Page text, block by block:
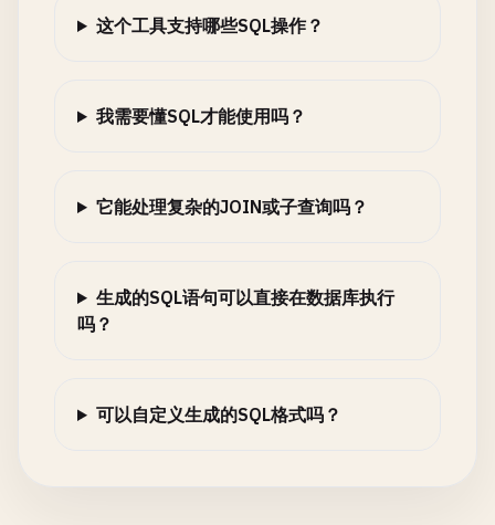
这个工具支持哪些SQL操作？
我需要懂SQL才能使用吗？
它能处理复杂的JOIN或子查询吗？
生成的SQL语句可以直接在数据库执行
吗？
可以自定义生成的SQL格式吗？